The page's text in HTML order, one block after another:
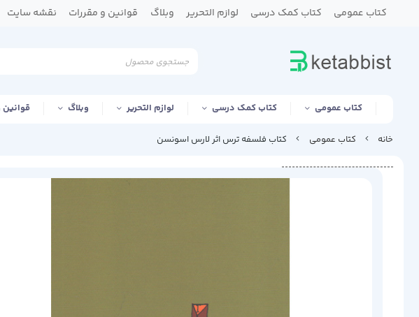
کتاب عمومی کتاب کمک درسی لوازم التحریر وبلاگ قوانین و مقررات نقشه سایت
کتاب عمومی کتاب کمک درسی لوازم التحریر وبلاگ قوانین
خانه کتاب عمومی کتاب فلسفه ترس اثر لارس اسونسن